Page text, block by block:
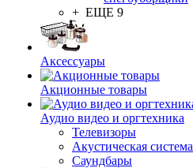
+ ЕЩЕ 9
Аксессуары
Акционные товары
Аудио видео и оргтехника
Телевизоры
Акустическая система
Саундбары